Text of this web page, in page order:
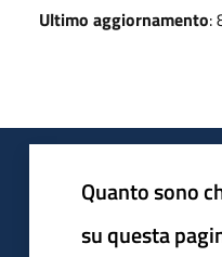
Ultimo aggiornamento:
Quanto sono
su questa